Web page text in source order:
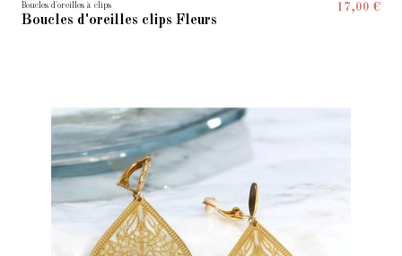
Boucles d'oreilles à clips
Boucles d'oreilles clips Fleurs
17,00 €